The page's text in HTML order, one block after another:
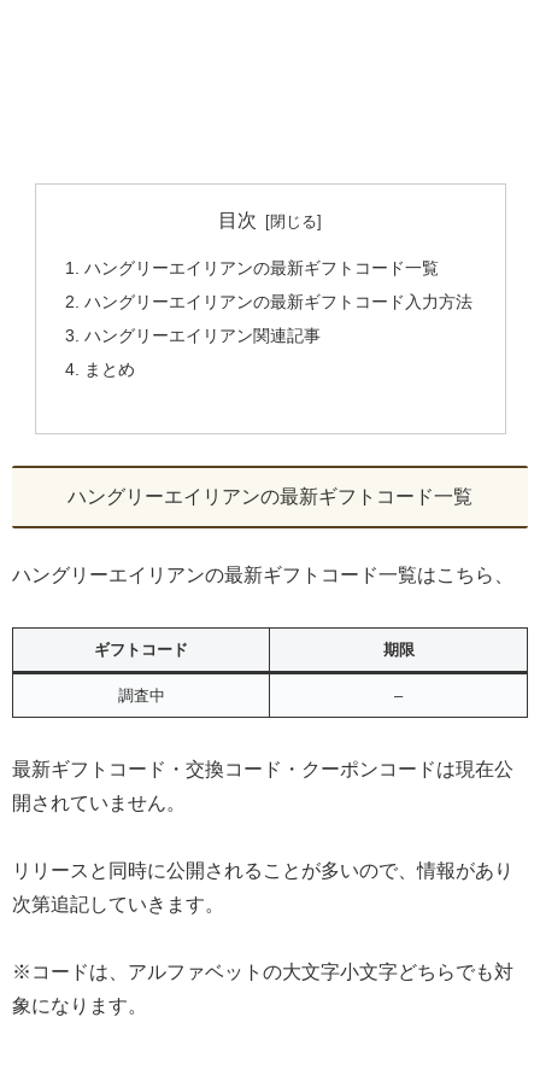
目次
ハングリーエイリアンの最新ギフトコード一覧
ハングリーエイリアンの最新ギフトコード入力方法
ハングリーエイリアン関連記事
まとめ
ハングリーエイリアンの最新ギフトコード一覧
ハングリーエイリアンの最新ギフトコード一覧はこちら、
ギフトコード 期限
調査中 –
最新ギフトコード・交換コード・クーポンコードは現在公
開されていません。
リリースと同時に公開されることが多いので、情報があり
次第追記していきます。
※コードは、アルファベットの大文字小文字どちらでも対
象になります。